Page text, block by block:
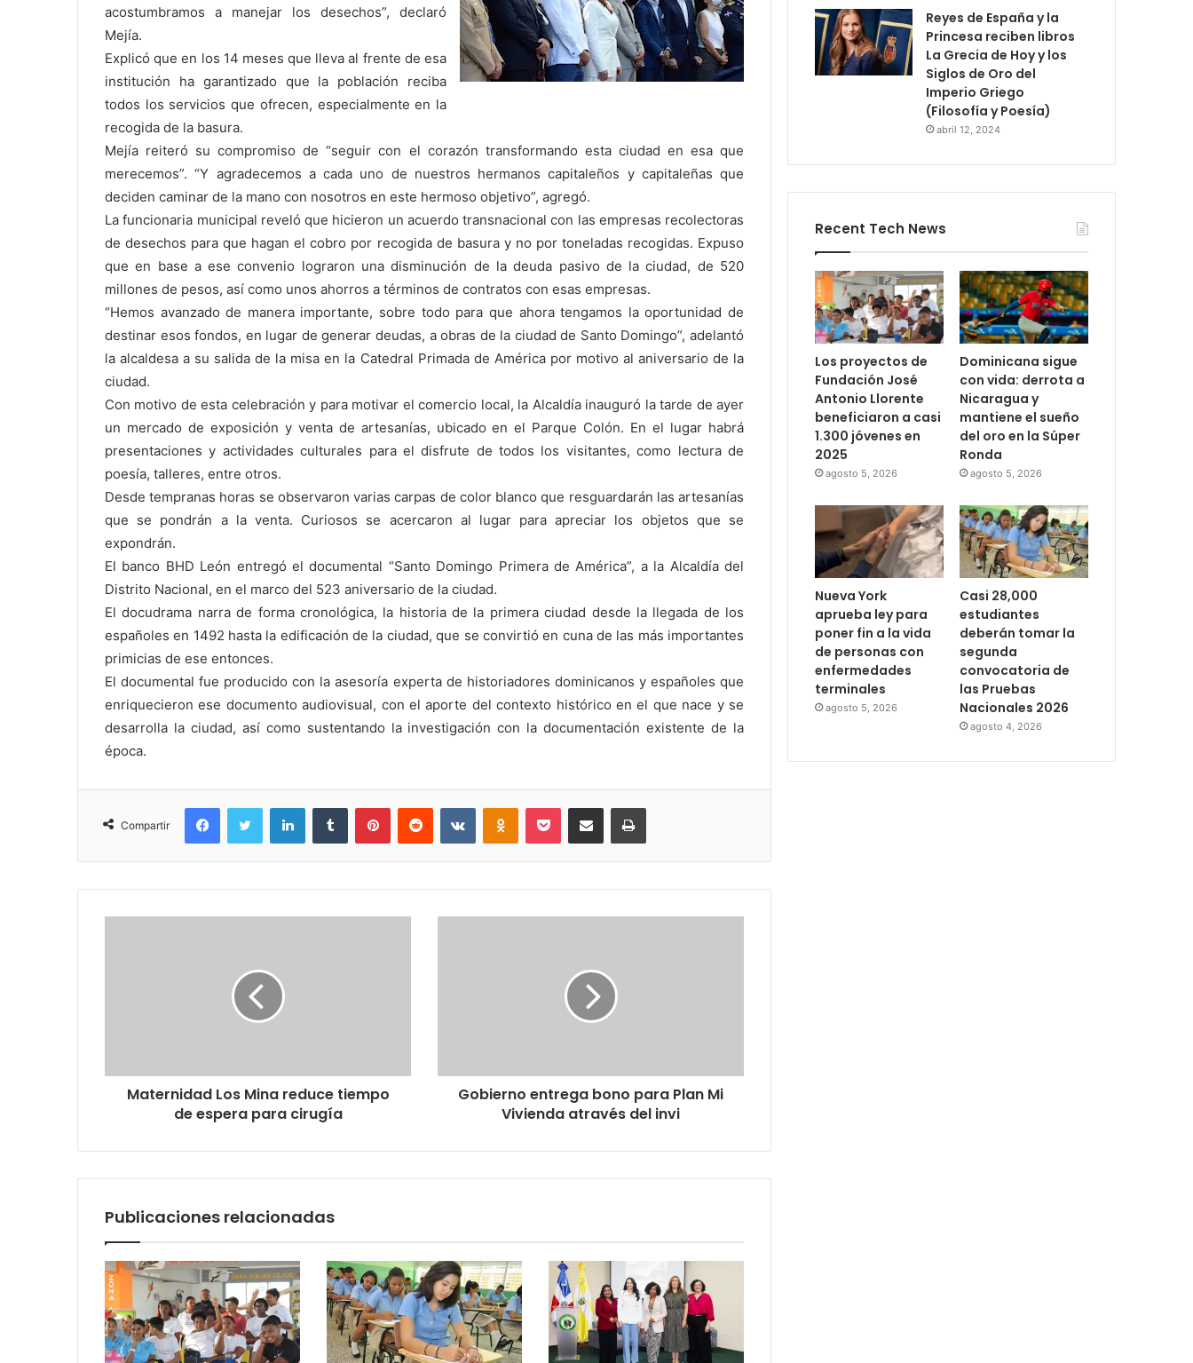
acostumbramos a manejar los desechos”, declaró
Mejía.
Explicó que en los 14 meses que lleva al frente de esa
institución ha garantizado que la población reciba
todos los servicios que ofrecen, especialmente en la
recogida de la basura.
Mejía reiteró su compromiso de “seguir con el corazón transformando esta ciudad en esa que
merecemos”. “Y agradecemos a cada uno de nuestros hermanos capitaleños y capitaleñas que
deciden caminar de la mano con nosotros en este hermoso objetivo”, agregó.
La funcionaria municipal reveló que hicieron un acuerdo transnacional con las empresas recolectoras
de desechos para que hagan el cobro por recogida de basura y no por toneladas recogidas. Expuso
que en base a ese convenio lograron una disminución de la deuda pasivo de la ciudad, de 520
millones de pesos, así como unos ahorros a términos de contratos con esas empresas.
“Hemos avanzado de manera importante, sobre todo para que ahora tengamos la oportunidad de
destinar esos fondos, en lugar de generar deudas, a obras de la ciudad de Santo Domingo”, adelantó
la alcaldesa a su salida de la misa en la Catedral Primada de América por motivo al aniversario de la
ciudad.
Con motivo de esta celebración y para motivar el comercio local, la Alcaldía inauguró la tarde de ayer
un mercado de exposición y venta de artesanías, ubicado en el Parque Colón. En el lugar habrá
presentaciones y actividades culturales para el disfrute de todos los visitantes, como lectura de
poesía, talleres, entre otros.
Desde tempranas horas se observaron varias carpas de color blanco que resguardarán las artesanías
que se pondrán a la venta. Curiosos se acercaron al lugar para apreciar los objetos que se
expondrán.
El banco BHD León entregó el documental “Santo Domingo Primera de América”, a la Alcaldía del
Distrito Nacional, en el marco del 523 aniversario de la ciudad.
El docudrama narra de forma cronológica, la historia de la primera ciudad desde la llegada de los
españoles en 1492 hasta la edificación de la ciudad, que se convirtió en cuna de las más importantes
primicias de ese entonces.
El documental fue producido con la asesoría experta de historiadores dominicanos y españoles que
enriquecieron ese documento audiovisual, con el aporte del contexto histórico en el que nace y se
desarrolla la ciudad, así como sustentando la investigación con la documentación existente de la
época.
Compartir
FacebookTwitter LinkedInTumblr PinterestReddit VKontakteOdnoklassniki
Pocket Compartir por correo electrónicoImprimir
Maternidad Los Mina reduce tiempo
de espera para cirugía
Gobierno entrega bono para Plan Mi
Vivienda através del invi
Publicaciones relacionadas
Reyes de España y la
Princesa reciben libros
La Grecia de Hoy y los
Siglos de Oro del
Imperio Griego
(Filosofía y Poesía)
abril 12, 2024
Recent Tech News
Los proyectos de
Fundación José
Antonio Llorente
beneficiaron a casi
1.300 jóvenes en
2025
agosto 5, 2026
Dominicana sigue
con vida: derrota a
Nicaragua y
mantiene el sueño
del oro en la Súper
Ronda
agosto 5, 2026
Nueva York
aprueba ley para
poner fin a la vida
de personas con
enfermedades
terminales
agosto 5, 2026
Casi 28,000
estudiantes
deberán tomar la
segunda
convocatoria de
las Pruebas
Nacionales 2026
agosto 4, 2026